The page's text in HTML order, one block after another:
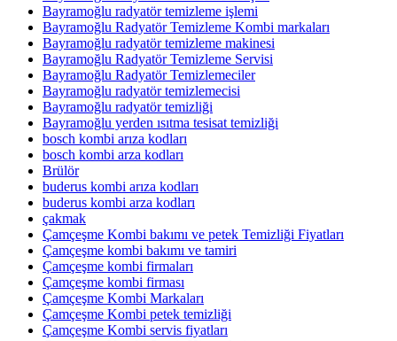
Bayramoğlu radyatör temizleme işlemi
Bayramoğlu Radyatör Temizleme Kombi markaları
Bayramoğlu radyatör temizleme makinesi
Bayramoğlu Radyatör Temizleme Servisi
Bayramoğlu Radyatör Temizlemeciler
Bayramoğlu radyatör temizlemecisi
Bayramoğlu radyatör temizliği
Bayramoğlu yerden ısıtma tesisat temizliği
bosch kombi arıza kodları
bosch kombi arza kodları
Brülör
buderus kombi arıza kodları
buderus kombi arza kodları
çakmak
Çamçeşme Kombi bakımı ve petek Temizliği Fiyatları
Çamçeşme kombi bakımı ve tamiri
Çamçeşme kombi firmaları
Çamçeşme kombi firması
Çamçeşme Kombi Markaları
Çamçeşme Kombi petek temizliği
Çamçeşme Kombi servis fiyatları